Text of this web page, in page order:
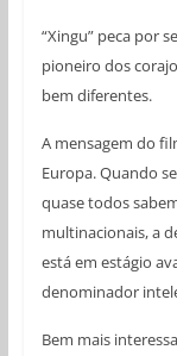
“Xingu” peca por
pioneiro dos
bem diferentes.
A mensagem do
Europa. Quando
quase todos
multinacionais, a
está em estágio
denominador
Bem mais